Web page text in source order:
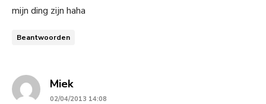
mijn ding zijn haha
Beantwoorden
Mieksays:
02/04/2013 14:08